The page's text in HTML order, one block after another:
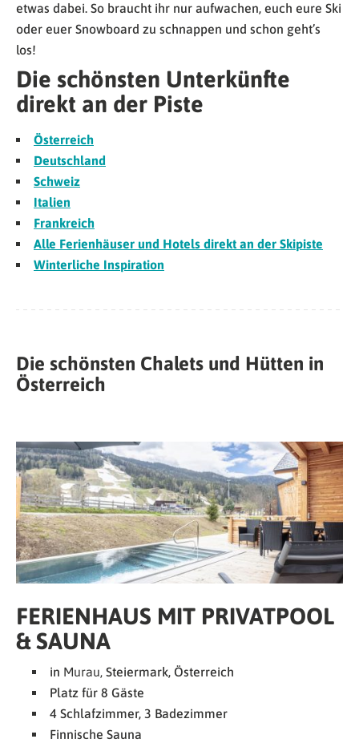
etwas dabei. So braucht ihr nur aufwachen, euch eure Ski
oder euer Snowboard zu schnappen und schon geht’s
los!
Die schönsten Unterkünfte
direkt an der Piste
Österreich
Deutschland
Schweiz
Italien
Frankreich
Alle Ferienhäuser und Hotels direkt an der Skipiste
Winterliche Inspiration
Die schönsten Chalets und Hütten in
Österreich
FERIENHAUS MIT PRIVATPOOL
& SAUNA
in Murau, Steiermark, Österreich
Platz für 8 Gäste
4 Schlafzimmer, 3 Badezimmer
Finnische Sauna